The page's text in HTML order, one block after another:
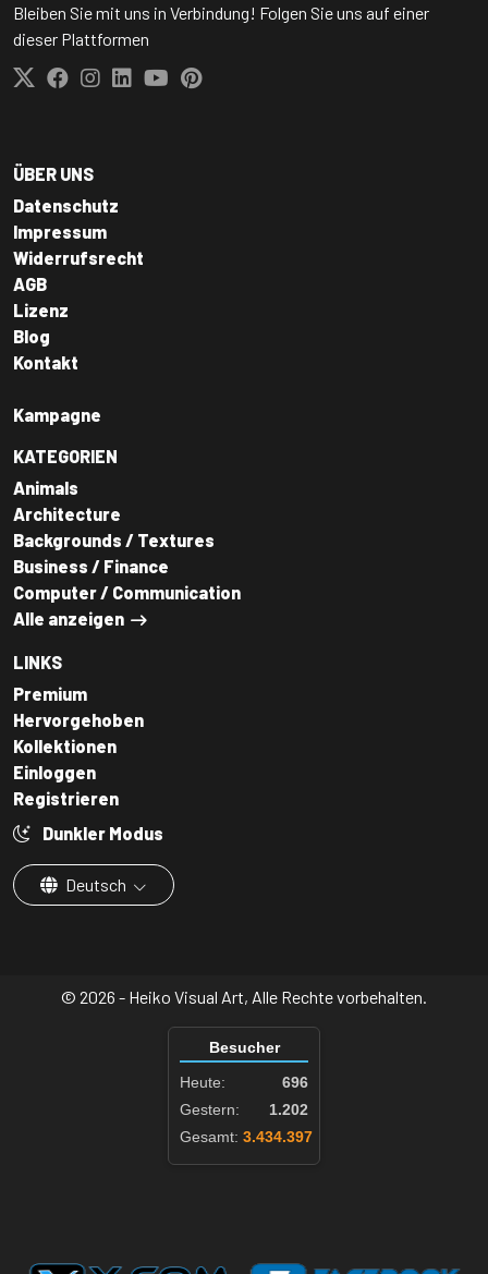
Bleiben Sie mit uns in Verbindung! Folgen Sie uns auf einer
dieser Plattformen
ÜBER UNS
Datenschutz
Impressum
Widerrufsrecht
AGB
Lizenz
Blog
Kontakt
Kampagne
KATEGORIEN
Animals
Architecture
Backgrounds / Textures
Business / Finance
Computer / Communication
Alle anzeigen
LINKS
Premium
Hervorgehoben
Kollektionen
Einloggen
Registrieren
Dunkler Modus
Deutsch
© 2026 - Heiko Visual Art, Alle Rechte vorbehalten.
Besucher
Heute:
696
Gestern:
1.202
Gesamt: 3.434.397